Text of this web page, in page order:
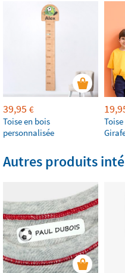
39,95 €
Toise en bois
personnalisée
Autres produits